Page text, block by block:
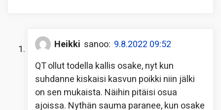
Heikki sanoo: 9.8.2022 09:52
QT ollut todella kallis osake, nyt kun
suhdanne kiskaisi kasvun poikki niin jälki
on sen mukaista. Näihin pitäisi osua
ajoissa. Nythän sauma paranee, kun osake